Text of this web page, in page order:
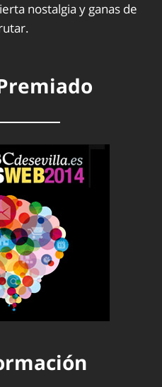
nostalgia y ganas de